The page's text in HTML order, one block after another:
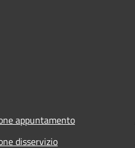
appuntamento
disservizio